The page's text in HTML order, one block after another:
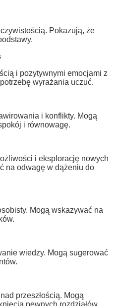
Pokazują, że
i pozytywnymi emocjami z
wyrażania uczuć.
i konflikty. Mogą
i równowagę.
i eksplorację nowych
na odwagę w dążeniu do
Mogą wskazywać na
wiedzy. Mogą sugerować
przeszłością. Mogą
pewnych rozdziałów.